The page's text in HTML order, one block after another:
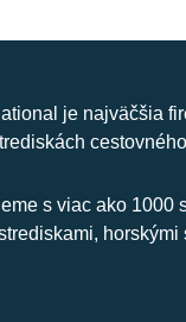
je najväčšia
s viac ako 1000